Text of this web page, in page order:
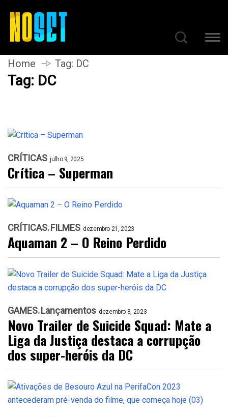
Home Tag: DC
Tag: DC
CRÍTICAS julho 9, 2025
Crítica – Superman
CRÍTICAS FILMES dezembro 21, 2023
Aquaman 2 – O Reino Perdido
GAMES Lançamentos dezembro 8, 2023
Novo Trailer de Suicide Squad: Mate a
Liga da Justiça destaca a corrupção
dos super-heróis da DC